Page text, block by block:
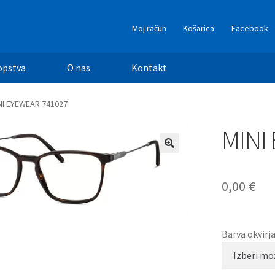
Moj račun Košarica Facebook
O nas Kontakt
EYEWEAR 741027
MINI
0,00 €
Barva okvirja